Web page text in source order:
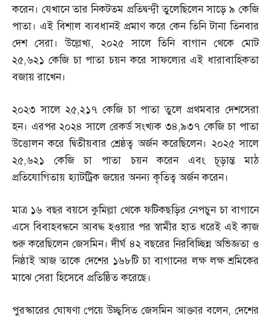
করেন। যেখানে তার নিকটতম প্রতিদ্বন্দ্বী তুলেছিলেন সাড়ে ৯ কেজি
পাতা। এই বিশাল ব্যবধানই প্রমাণ করে কেন তিনি টানা তিনবার
দেশ সেরা। উল্লেখ্য, ২০২৫ সালে তিনি বাগান থেকে মোট
২৫,৬২১ কেজি চা পাতা চয়ন করে সাফল্যের এই ধারাবাহিকতা
বজায় রাখেন।
২০২৩ সালে ২৫,২১৭ কেজি চা পাতা তুলে প্রথমবার দেশসেরা
হন। এরপর ২০২৪ সালে রেকর্ড সংখ্যক ৩৪,৯৩৭ কেজি চা পাতা
উত্তোলন করে দ্বিতীয়বার শ্রেষ্ঠত্ব অর্জন করেছিলেন। ২০২৫ সালে
২৫,৬২১ কেজি চা পাতা চয়ন করেন এবং চূড়ান্ত মাঠ
প্রতিযোগিতায় হ্যাটট্রিক জয়ের অনন্য কৃতিত্ব অর্জন করেন।
মাত্র ১৬ বছর বয়সে কুমিল্লা থেকে ফটিকছড়ির নেপচুন চা বাগানে
এসে বিবাহবন্ধনে আবদ্ধ হওয়ার পর স্বামীর হাত ধরেই এই কাজ
শুরু করেছিলেন জেসমিন। দীর্ঘ ৪২ বছরের নিরবিচ্ছিন্ন অভিজ্ঞতা ও
নিষ্ঠাই আজ তাকে দেশের ১৬৮টি চা বাগানের লক্ষ লক্ষ শ্রমিকের
মাঝে সেরা হিসেবে প্রতিষ্ঠিত করেছে।
পুরস্কারের ঘোষণা পেয়ে উচ্ছ্বসিত জেসমিন আক্তার বলেন,দেশের